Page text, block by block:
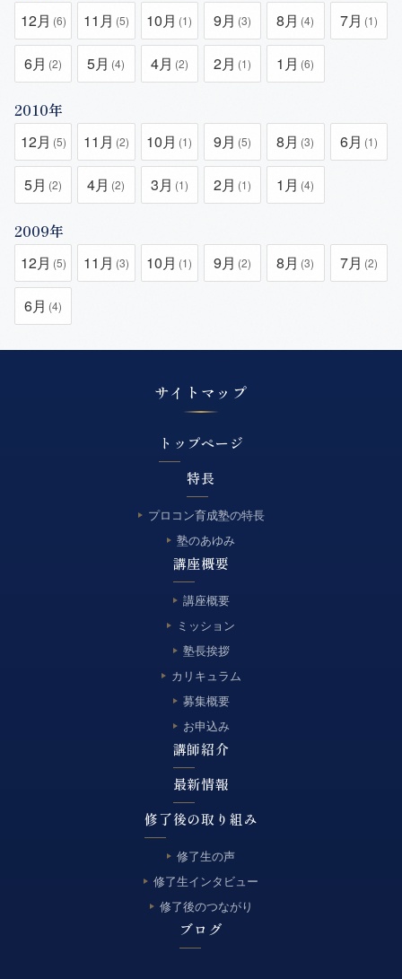
12月 (6) 11月 (5) 10月 (1) 9月 (3) 8月 (4) 7月 (1)
6月 (2) 5月 (4) 4月 (2) 2月 (1) 1月 (6)
2010年
12月 (5) 11月 (2) 10月 (1) 9月 (5) 8月 (3) 6月 (1)
5月 (2) 4月 (2) 3月 (1) 2月 (1) 1月 (4)
2009年
12月 (5) 11月 (3) 10月 (1) 9月 (2) 8月 (3) 7月 (2)
6月 (4)
サイトマップ
トップページ
特長
プロコン育成塾の特長
塾のあゆみ
講座概要
講座概要
ミッション
塾長挨拶
カリキュラム
募集概要
お申込み
講師紹介
最新情報
修了後の取り組み
修了生の声
修了生インタビュー
修了後のつながり
ブログ